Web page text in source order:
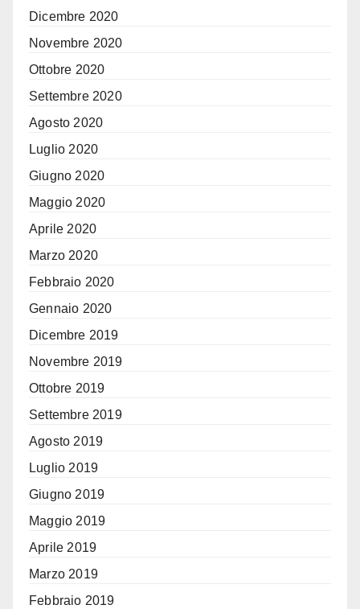
Dicembre 2020
Novembre 2020
Ottobre 2020
Settembre 2020
Agosto 2020
Luglio 2020
Giugno 2020
Maggio 2020
Aprile 2020
Marzo 2020
Febbraio 2020
Gennaio 2020
Dicembre 2019
Novembre 2019
Ottobre 2019
Settembre 2019
Agosto 2019
Luglio 2019
Giugno 2019
Maggio 2019
Aprile 2019
Marzo 2019
Febbraio 2019